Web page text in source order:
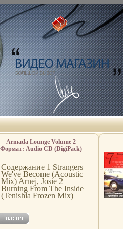
Armada Lounge Volume 2
Формат: Audio CD (DigiPack)
Правительство звука, Open
Gate Records Россия
Лицензионные товары
Характеристики
аудионосителей 2009 г Сборник:
Российское издание инфо
Содержание 1 Strangers
We've Become (Acoustic
Mix) Arnej, Josie 2
Burning From The Inside
(Tenishia Frozen Mix)
Tenishia, Тифф Лейси 3
Bissen, "The Crossover" 4
Bацсфкeyond The Sun